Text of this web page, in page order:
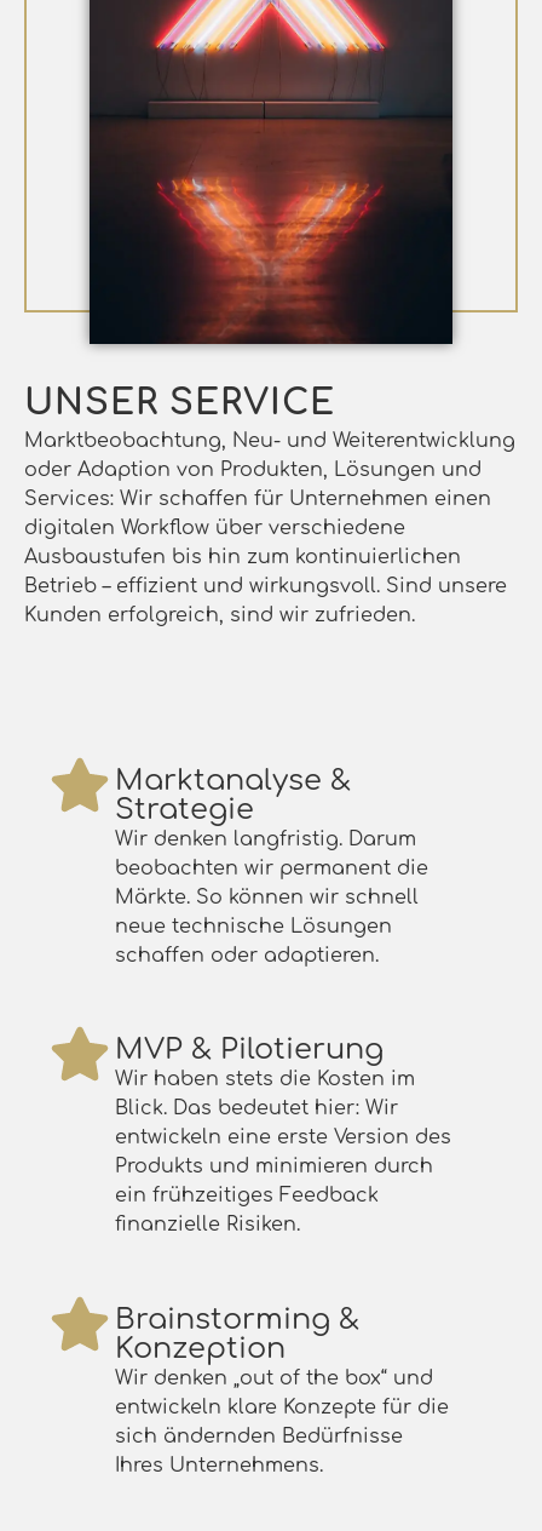
UNSER SERVICE
Marktbeobachtung, Neu- und Weiterentwicklung
oder Adaption von Produkten, Lösungen und
Services: Wir schaffen für Unternehmen einen
digitalen Workflow über verschiedene
Ausbaustufen bis hin zum kontinuierlichen
Betrieb – effizient und wirkungsvoll. Sind unsere
Kunden erfolgreich, sind wir zufrieden.
Marktanalyse &
Strategie
Wir denken langfristig. Darum
beobachten wir permanent die
Märkte. So können wir schnell
neue technische Lösungen
schaffen oder adaptieren.
MVP & Pilotierung
Wir haben stets die Kosten im
Blick. Das bedeutet hier: Wir
entwickeln eine erste Version des
Produkts und minimieren durch
ein frühzeitiges Feedback
finanzielle Risiken.
Brainstorming &
Konzeption
Wir denken „out of the box“ und
entwickeln klare Konzepte für die
sich ändernden Bedürfnisse
Ihres Unternehmens.